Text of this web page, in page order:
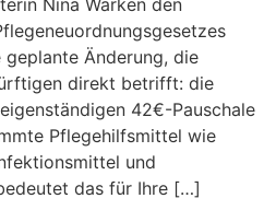
geplante Änderung, die
direkt betrifft: die
42€-Pauschale
Pflegehilfsmittel wie
und
das für Ihre […]